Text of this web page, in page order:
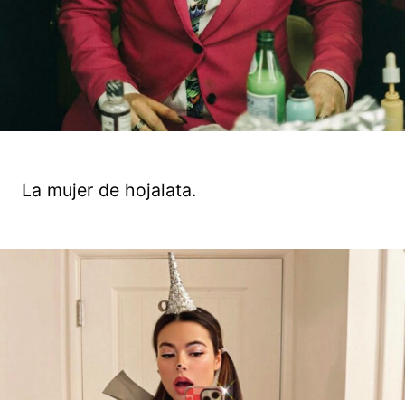
La mujer de hojalata.